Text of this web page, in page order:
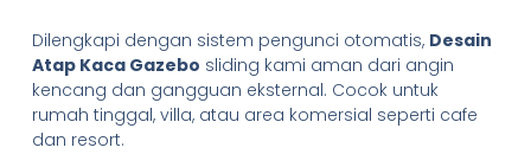
Dilengkapi dengan sistem pengunci otomatis, Desain
Atap Kaca Gazebo sliding kami aman dari angin
kencang dan gangguan eksternal. Cocok untuk
rumah tinggal, villa, atau area komersial seperti cafe
dan resort.